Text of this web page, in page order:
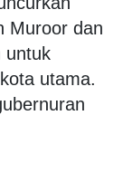
Muroor dan
untuk
utama.